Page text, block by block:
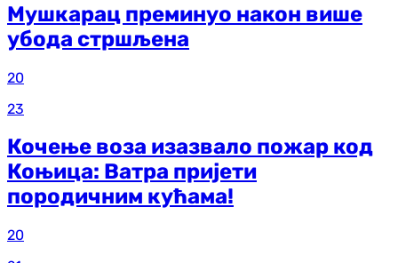
Мушкарац преминуо након више
убода стршљена
20
23
Кочење воза изазвало пожар код
Коњица: Ватра пријети
породичним кућама!
20